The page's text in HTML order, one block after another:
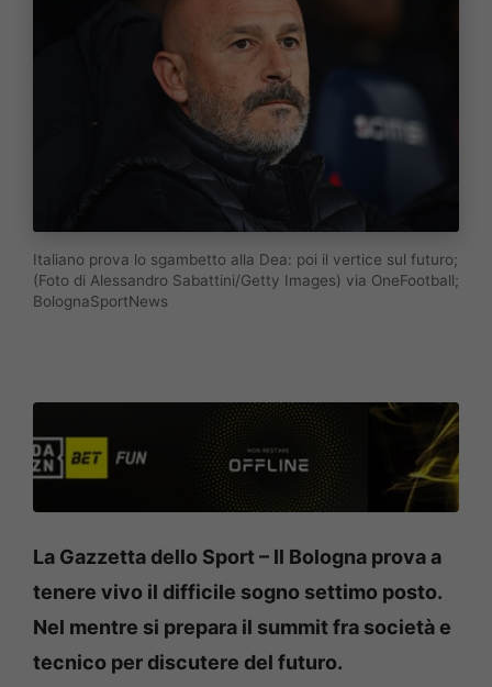
Italiano prova lo sgambetto alla Dea: poi il vertice sul futuro;
(Foto di Alessandro Sabattini/Getty Images) via OneFootball;
BolognaSportNews
La Gazzetta dello Sport – Il Bologna prova a
tenere vivo il difficile sogno settimo posto.
Nel mentre si prepara il summit fra società e
tecnico per discutere del futuro.